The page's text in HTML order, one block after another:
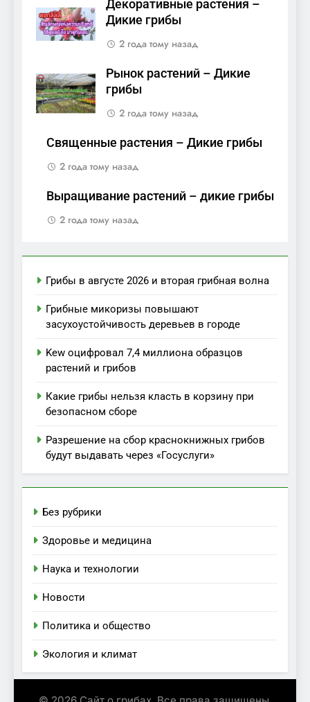
Декоративные растения –
Дикие грибы
2 года тому назад
Рынок растений – Дикие
грибы
2 года тому назад
Священные растения – Дикие грибы
2 года тому назад
Выращивание растений – дикие грибы
2 года тому назад
Грибы в августе 2026 и вторая грибная волна
Грибные микоризы повышают
засухоустойчивость деревьев в городе
Kew оцифровал 7,4 миллиона образцов
растений и грибов
Какие грибы нельзя класть в корзину при
безопасном сборе
Разрешение на сбор краснокнижных грибов
будут выдавать через «Госуслуги»
Без рубрики
Здоровье и медицина
Наука и технологии
Новости
Политика и общество
Экология и климат